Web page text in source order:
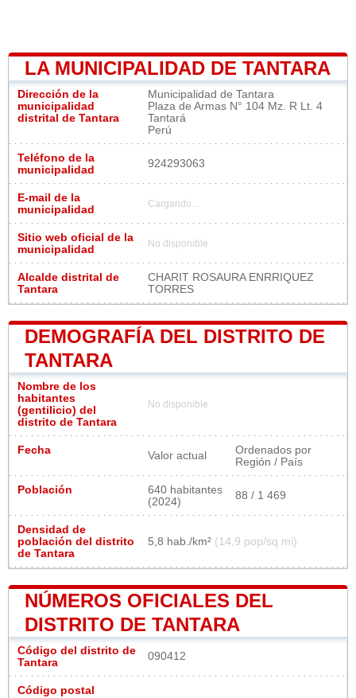
LA MUNICIPALIDAD DE TANTARA
Dirección de la
municipalidad
distrital de Tantara
Municipalidad de Tantara
Plaza de Armas N° 104 Mz. R Lt. 4
Tantará
Perú
Teléfono de la
municipalidad
924293063
E-mail de la
municipalidad
Cargando...
Sitio web oficial de la
municipalidad
No disponible
Alcalde distrital de
Tantara
CHARIT ROSAURA ENRRIQUEZ
TORRES
DEMOGRAFÍA DEL DISTRITO DE
TANTARA
Nombre de los
habitantes
(gentilicio) del
distrito de Tantara
No disponible
Fecha Valor actual
Ordenados por
Región / País
Población
640 habitantes
(2024)
88 / 1 469
Densidad de
población del distrito
de Tantara
5,8 hab./km² (14,9 pop/sq mi)
NÚMEROS OFICIALES DEL
DISTRITO DE TANTARA
Código del distrito de
Tantara
090412
Código postal